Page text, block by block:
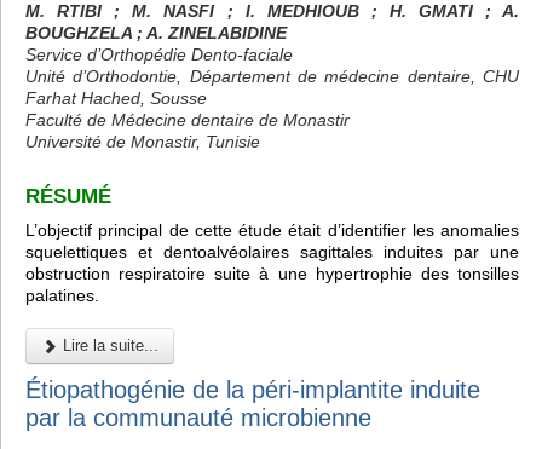
M. RTIBI ; M. NASFI ; I. MEDHIOUB ; H. GMATI
; A.
BOUGHZELA ; A. ZINELABIDINE
Service d’Orthopédie Dento-faciale
Unité d’Orthodontie, Département de médecine dentaire, CHU
Farhat Hached, Sousse
Faculté de Médecine dentaire de Monastir
Université de Monastir, Tunisie
RÉSUMÉ
L’objectif principal de cette étude était d’identifier les anomalies
squelettiques et dentoalvéolaires sagittales induites par une
obstruction respiratoire suite à une hypertrophie des tonsilles
palatines.
Lire la suite...
Étiopathogénie de la péri-implantite induite
par la communauté microbienne